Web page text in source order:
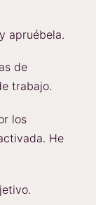
apruébela.
de
trabajo.
los
He